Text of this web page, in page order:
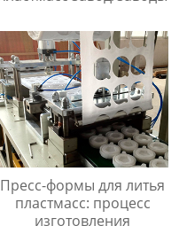
Пресс-формы для литья
пластмасс: процесс
изготовления